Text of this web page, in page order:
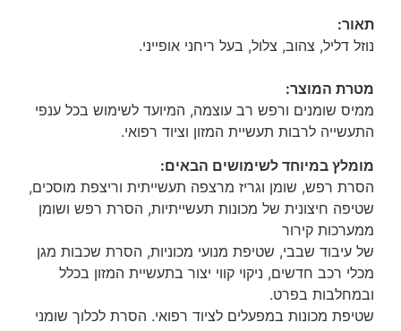
תאור:
נוזל דליל, צהוב, צלול, בעל ריחני אופייני.
מטרת המוצר:
ממיס שומנים ורפש רב עוצמה, המיועד לשימוש בכל ענפי
התעשייה לרבות תעשיית המזון וציוד רפואי.
מומלץ במיוחד לשימושים הבאים:
הסרת רפש, שומן וגריז מרצפה תעשייתית וריצפת מוסכים,
שטיפה חיצונית של מכונות תעשייתיות, הסרת רפש ושומן
ממערכות קירור
של עיבוד שבבי, שטיפת מנועי מכוניות, הסרת שכבות מגן
מכלי רכב חדשים, ניקוי קווי יצור בתעשיית המזון בכלל
ובמחלבות בפרט.
שטיפת מכונות במפעלים לציוד רפואי. הסרת לכלוך שומני